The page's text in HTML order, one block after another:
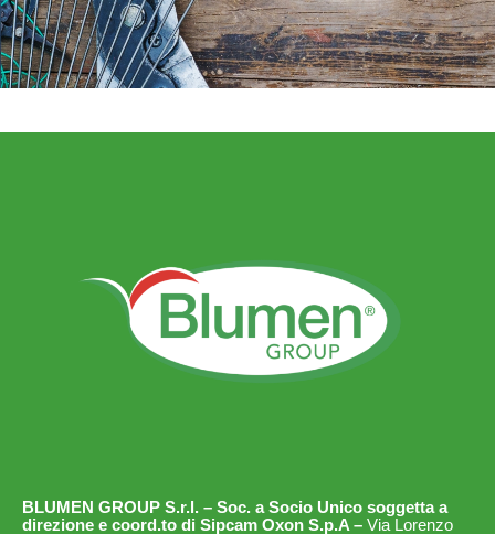
BLUMEN GROUP S.r.l. – Soc. a Socio Unico soggetta a
direzione e coord.to di Sipcam Oxon S.p.A – Via Lorenzo